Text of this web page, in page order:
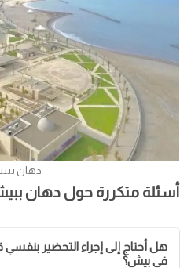
دهان
أسئلة متكررة حول دهان
هل أحتاج إلى إجراء التحضير
في بيش؟